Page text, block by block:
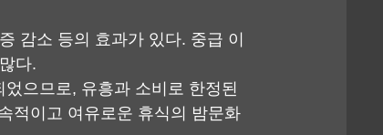
감소 등의 효과가 있다. 중급 이
다.
으므로, 유흥과 소비로 한정된
적이고 여유로운 휴식의 밤문화